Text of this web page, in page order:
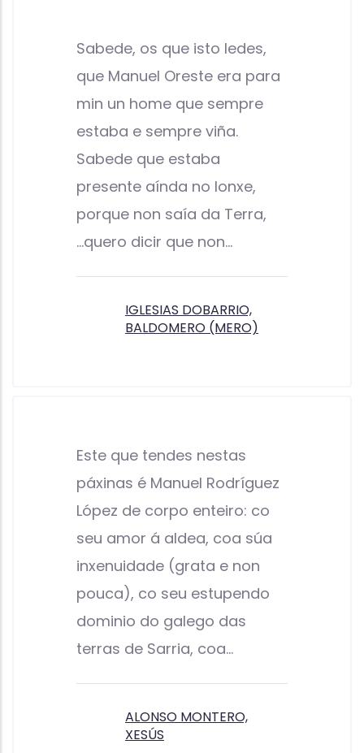
Sabede, os que isto ledes,
que Manuel Oreste era para
min un home que sempre
estaba e sempre viña.
Sabede que estaba
presente aínda no lonxe,
porque non saía da Terra,
...quero dicir que non…
IGLESIAS DOBARRIO,
BALDOMERO (MERO)
Este que tendes nestas
páxinas é Manuel Rodríguez
López de corpo enteiro: co
seu amor á aldea, coa súa
inxenuidade (grata e non
pouca), co seu estupendo
dominio do galego das
terras de Sarria, coa…
ALONSO MONTERO,
XESÚS